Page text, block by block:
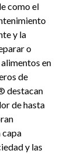
como el
y la
o
en
de
destacan
de hasta
capa
y las